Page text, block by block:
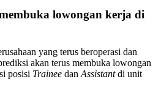
lowongan kerja di
yang terus beroperasi dan
akan terus membuka lowongan
posisi Trainee dan Assistantdi unit